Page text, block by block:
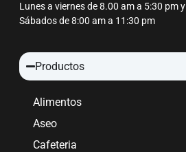
Lunes a viernes de 8.00 am a 5:30 pm y
Sábados de 8:00 am a 11:30 pm
Productos
Alimentos
Aseo
Cafeteria